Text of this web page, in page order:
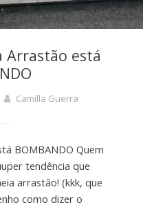
está
Camilla Guerra
BOMBANDO Quem
tendência que
arrastão! (kkk, que
como dizer o